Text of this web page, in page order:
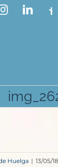
Instagram
Huelga | 13/05/18